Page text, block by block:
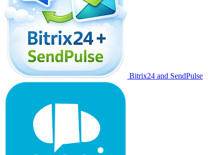
Bitrix24 and SendPulse